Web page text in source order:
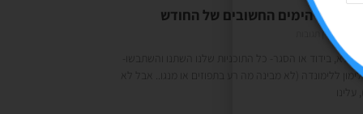
אין תגובות
או לא, בידוד או הסגר- כל התוכניות שלנו השתנו והשתבשו-
ללימונדה (לא מבינה מה רע בתפוזים או מנגו.. אבל לא